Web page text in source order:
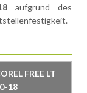
aufgrund des
FREE LT
18